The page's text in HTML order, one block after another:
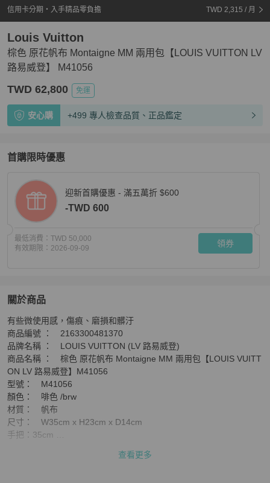
信用卡分期・入手精品零負擔 TWD 2,315 / 月
棕色 原花帆布 Montaigne MM 兩用包【LOUIS VUITTON LV
路易威登】 M41056
Louis Vuitton
TWD 62,800 免運
安心購 +499 專人檢查品質、正品鑑定
首購限時優惠
迎新首購優惠 - 滿五萬折 $600
-TWD 600
最低消費： TWD 50,000
有效期限： 2026-09-09 領券
關於商品
關於棕色 原花帆布 Montaigne MM 兩用包【LOUIS
有些微使用感，傷痕、磨損和髒汙
商品編號 ：　2163300481370
品牌名稱 ：　LOUIS VUITTON (LV 路易威登)
商品名稱 ：　棕色 原花帆布 Montaigne MM 兩用包【LOUIS VUITT
ON LV 路易威登】M41056
型號：　M41056
顏色：　啡色 /brw
材質：　帆布
尺寸：　W35cm x H23cm x D14cm
手把：35cm
口袋：　>拉鍊內側/打開口袋 x1/拉鍊口袋 x1
查看更多